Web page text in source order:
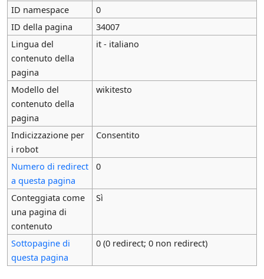
ID namespace
0
ID della pagina
34007
Lingua del
contenuto della
pagina
it - italiano
Modello del
contenuto della
pagina
wikitesto
Indicizzazione per
i robot
Consentito
Numero di redirect
a questa pagina
0
Conteggiata come
una pagina di
contenuto
Sì
Sottopagine di
questa pagina
0 (0 redirect; 0 non redirect)